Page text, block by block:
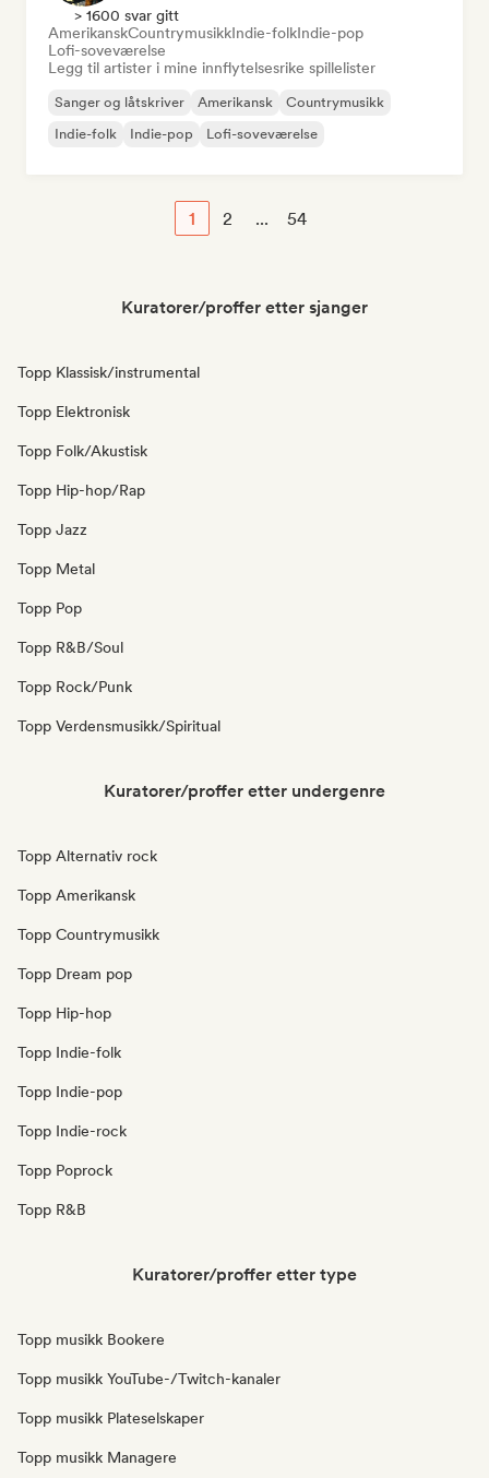
> 1600 svar gitt
AmerikanskCountrymusikkIndie-folkIndie-pop
Lofi-soveværelse
Legg til artister i mine innflytelsesrike spillelister
Sanger og låtskriver Amerikansk
Countrymusikk
Indie-folk
Indie-pop Lofi-soveværelse
1 2 ... 54
Kuratorer/proffer etter sjanger
Topp Klassisk/instrumental
Topp Elektronisk
Topp Folk/Akustisk
Topp Hip-hop/Rap
Topp Jazz
Topp Metal
Topp Pop
Topp R&B/Soul
Topp Rock/Punk
Topp Verdensmusikk/Spiritual
Kuratorer/proffer etter undergenre
Topp Alternativ rock
Topp Amerikansk
Topp Countrymusikk
Topp Dream pop
Topp Hip-hop
Topp Indie-folk
Topp Indie-pop
Topp Indie-rock
Topp Poprock
Topp R&B
Kuratorer/proffer etter type
Topp musikk Bookere
Topp musikk YouTube-/Twitch-kanaler
Topp musikk Plateselskaper
Topp musikk Managere